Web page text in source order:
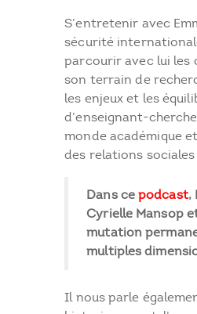
S’entretenir avec
sécurité
parcourir avec lui les
son terrain de
les enjeux et les
d’enseignant-
monde académique
des relations
Dans cepodcast,
Cyrielle Mansop
mutation
multiples
Il nous parle